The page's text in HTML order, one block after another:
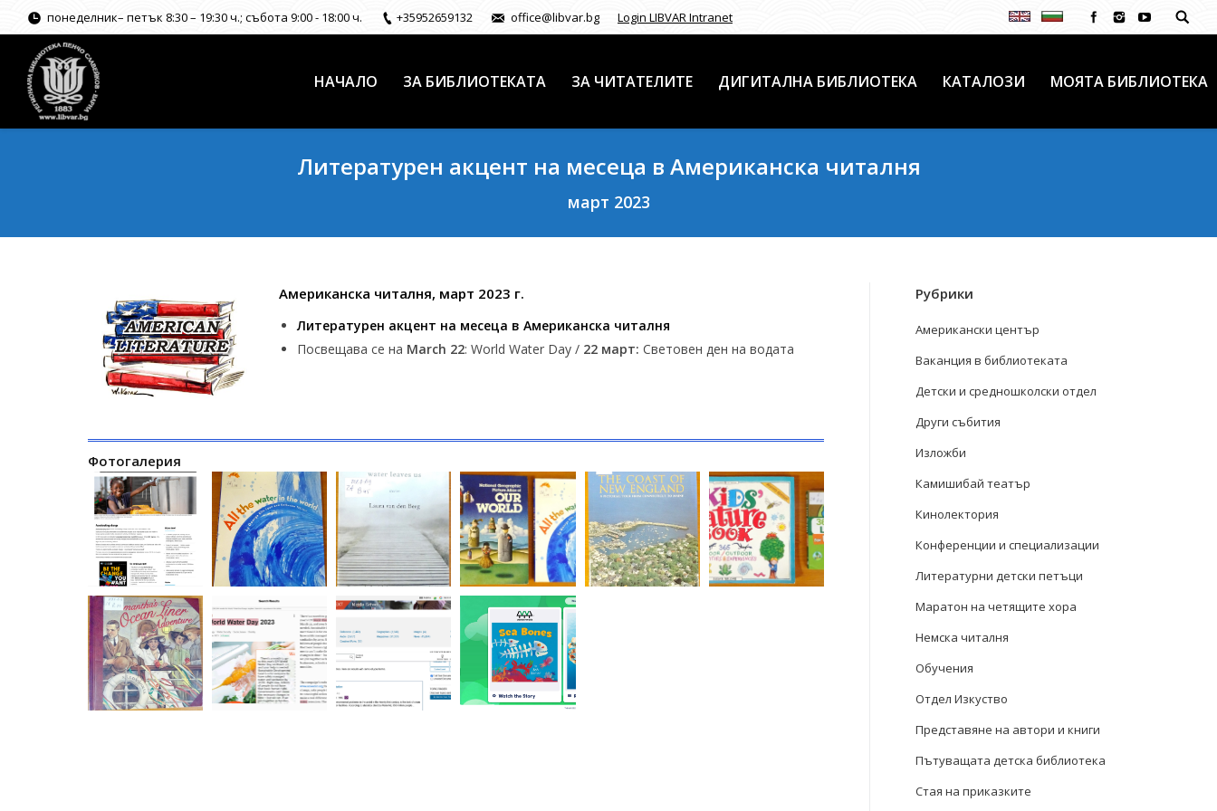
понеделник– петък 8:30 – 19:30 ч.; събота 9:00 - 18:00 ч. +35952659132 office@libvar.bg Login LIBVAR Intranet
НАЧАЛО ЗА БИБЛИОТЕКАТА ЗА ЧИТАТЕЛИТЕ ДИГИТАЛНА БИБЛИОТЕКА КАТАЛОЗИ МОЯТА БИБЛИОТЕКА
Литературен акцент на месеца в Американска читалня
март 2023
Американска читалня, март 2023 г.
Литературен акцент на месеца в Американска читалня
Посвещава се на March 22: World Water Day / 22 март: Световен ден на водата
Фотогалерия
Рубрики
Американски център
Ваканция в библиотеката
Детски и средношколски отдел
Други събития
Изложби
Камишибай театър
Кинолектория
Конференции и специализации
Литературни детски петъци
Маратон на четящите хора
Немска читалня
Обучения
Отдел Изкуство
Представяне на автори и книги
Пътуващата детска библиотека
Стая на приказките